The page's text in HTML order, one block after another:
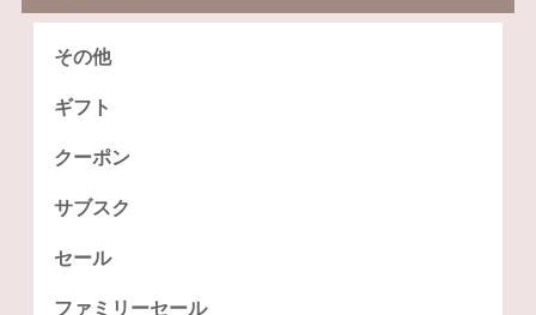
その他
ギフト
クーポン
サブスク
セール
ファミリーセール